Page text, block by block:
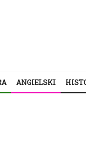
ANGIELSKI